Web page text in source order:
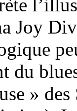
Joy
du
»